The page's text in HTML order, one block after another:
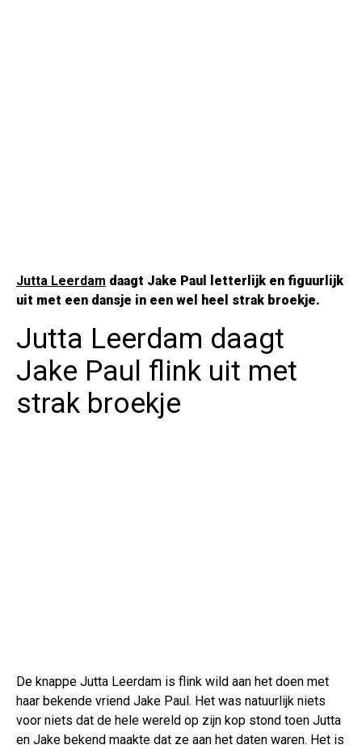
Jutta Leerdam daagt Jake Paul letterlijk en figuurlijk
uit met een dansje in een wel heel strak broekje.
Jutta Leerdam daagt
Jake Paul flink uit met
strak broekje
De knappe Jutta Leerdam is flink wild aan het doen met
haar bekende vriend Jake Paul. Het was natuurlijk niets
voor niets dat de hele wereld op zijn kop stond toen Jutta
en Jake bekend maakte dat ze aan het daten waren. Het is